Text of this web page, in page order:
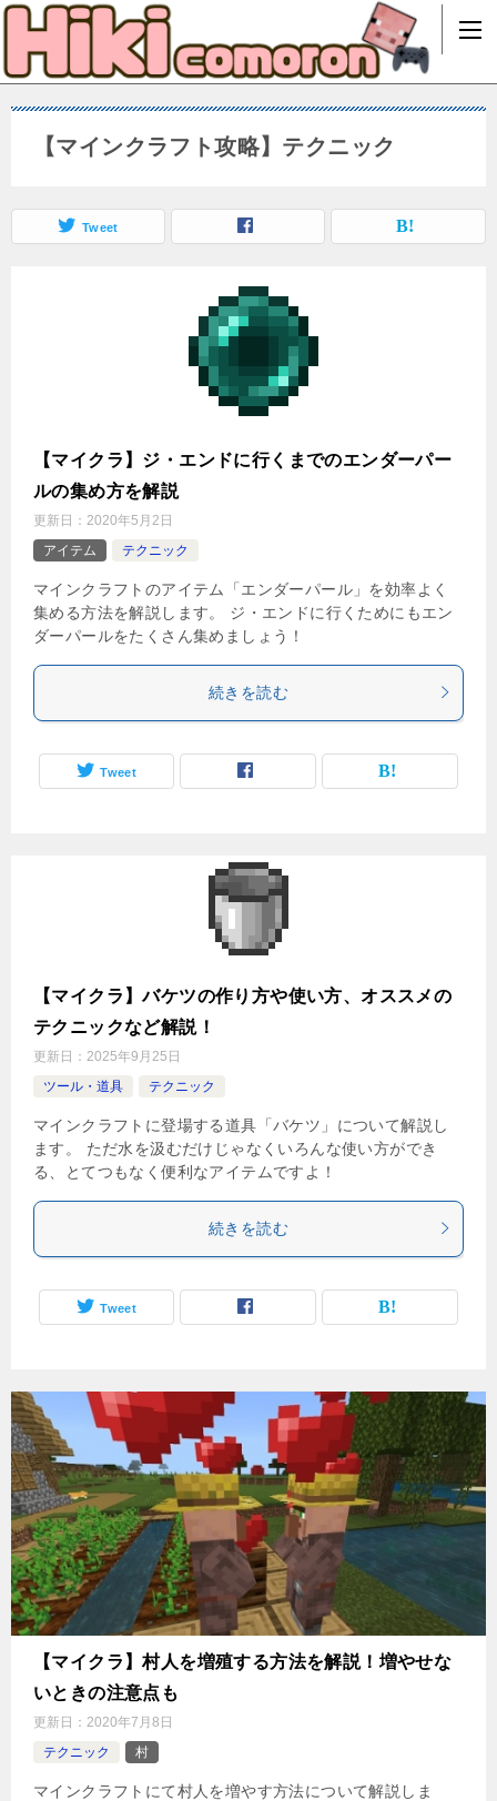
【マインクラフト攻略】テクニック
Tweet
【マイクラ】ジ・エンドに行くまでのエンダーパー
ルの集め方を解説
更新日： 2020年5月2日
アイテム
テクニック
マインクラフトのアイテム「エンダーパール」を効率よく
集める方法を解説します。 ジ・エンドに行くためにもエン
ダーパールをたくさん集めましょう！
続きを読む
Tweet
【マイクラ】バケツの作り方や使い方、オススメの
テクニックなど解説！
更新日： 2025年9月25日
ツール・道具
テクニック
マインクラフトに登場する道具「バケツ」について解説し
ます。 ただ水を汲むだけじゃなくいろんな使い方ができ
る、とてつもなく便利なアイテムですよ！
続きを読む
Tweet
【マイクラ】村人を増殖する方法を解説！増やせな
いときの注意点も
更新日： 2020年7月8日
テクニック
村
マインクラフトにて村人を増やす方法について解説しま